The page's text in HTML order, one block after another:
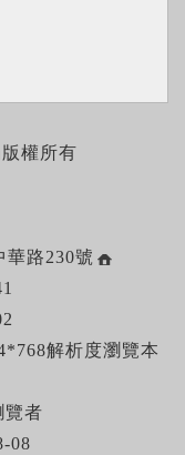
權所有
華路230號
解析度瀏覽本
覽者
08